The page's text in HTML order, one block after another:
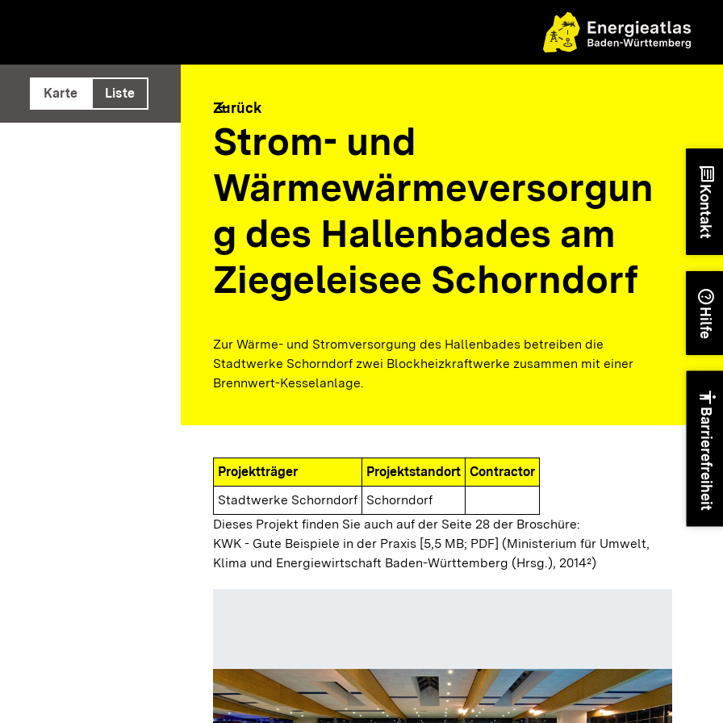
ausführen
Karte Liste
arrow_back
Zurück
Strom- und
Wärmewärmeversorgun
g des Hallenbades am
Ziegeleisee Schorndorf
Zur Wärme- und Stromversorgung des Hallenbades betreiben die
Stadtwerke Schorndorf zwei Blockheizkraftwerke zusammen mit einer
Brennwert-Kesselanlage.
Projektträger Projektstandort Contractor
Stadtwerke Schorndorf
Schorndorf
Dieses Projekt finden Sie auch auf der Seite 28 der Broschüre:
KWK - Gute Beispiele in der Praxis [5,5 MB; PDF] (Ministerium für Umwelt,
Klima und Energiewirtschaft Baden-Württemberg (Hrsg.), 2014²)
chat
Kontakt
help
Hilfe
accessibility
Barrierefreiheit